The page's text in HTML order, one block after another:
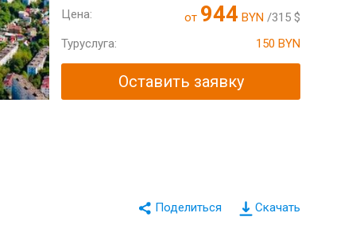
Цена: от 944 BYN /315 $
Туруслуга:
150 BYN
Оставить заявку
Скачать